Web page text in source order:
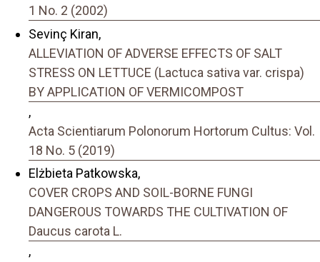
1 No. 2 (2002)
Sevinç Kiran,
ALLEVIATION OF ADVERSE EFFECTS OF SALT
STRESS ON LETTUCE (Lactuca sativa var. crispa)
BY APPLICATION OF VERMICOMPOST
,
Acta Scientiarum Polonorum Hortorum Cultus: Vol.
18 No. 5 (2019)
Elżbieta Patkowska,
COVER CROPS AND SOIL-BORNE FUNGI
DANGEROUS TOWARDS THE CULTIVATION OF
Daucus carota L.
,